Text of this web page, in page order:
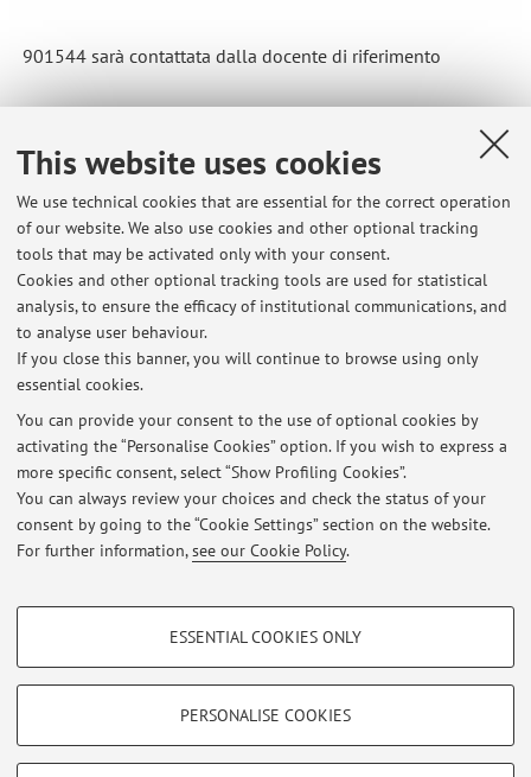
This website uses cookies
We use technical cookies that are essential for the correct operation
of our website. We also use cookies and other optional tracking
tools that may be activated only with your consent.
Cookies and other optional tracking tools are used for statistical
analysis, to ensure the efficacy of institutional communications, and
to analyse user behaviour.
If you close this banner, you will continue to browse using only
essential cookies.
You can provide your consent to the use of optional cookies by
activating the “Personalise Cookies” option. If you wish to express a
more specific consent, select “Show Profiling Cookies”.
You can always review your choices and check the status of your
consent by going to the “Cookie Settings” section on the website.
For further information,see our Cookie Policy.
PROFILING COOKIES - OPTIONAL
Show profiling cookies
TECHNICAL COOKIES - ESSENTIAL
ESSENTIAL COOKIES ONLY
PERSONALISE COOKIES
901544 sarà contattata dalla docente di riferimento
Latest news
PUBBLICATI GLI ESITI DEL LABORATORIO A (ESTIVO) DI
PROGETTAZIONE E VALUTAZIONE (2024-2025)
Published on: October 09 2024
AVVISO IMPORTANTE PER ISCRIZIONE LABORATORI PROGETTAZIONE
VALUTAZIONE 2024-2025
Published on: July 18 2024
PUBBLICATI GLI ESITI DI PROGETTAZIONE E VALUTAZIONE
SCOLASTICA DEL 11.09.2023
Published on: September 28 2023
Restricted area
Loginto manage all website contents.